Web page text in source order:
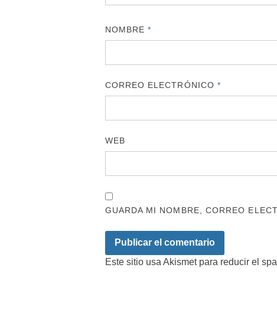
NOMBRE*
CORREO ELECTRÓNICO *
WEB
GUARDA MI NOMBRE, CORREO
Este sitio usa Akismet para reducir el